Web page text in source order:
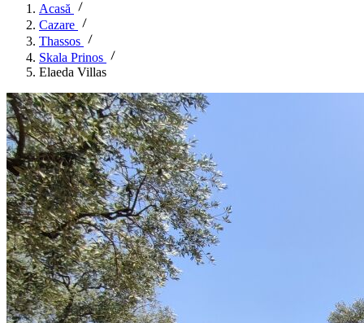
Acasă
Cazare
Thassos
Skala Prinos
Elaeda Villas